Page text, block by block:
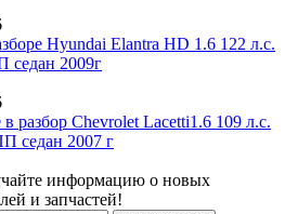
Hyundai Elantra HD 1.6 122 л.с.
2009г
разбор Chevrolet Lacetti1.6 109 л.с.
седан 2007 г
информацию о новых
и запчастей!